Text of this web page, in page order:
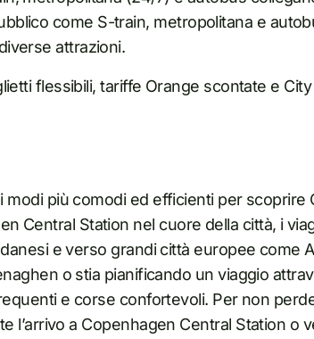
come S-train, metropolitana e
attrazioni.
flessibili, tariffe Orange scontate e
modi più comodi ed efficienti per scoprire
Central Station nel cuore della città, i
e verso grandi città europee come
o stia pianificando un viaggio
e corse confortevoli. Per non
l’arrivo a Copenhagen Central Station o